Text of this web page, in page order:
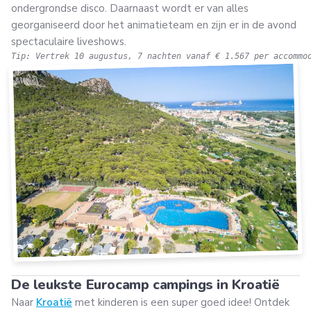
ondergrondse disco. Daarnaast wordt er van alles
georganiseerd door het animatieteam en zijn er in de avond
spectaculaire liveshows.
Tip: Vertrek 10 augustus, 7 nachten vanaf € 1.567 per
De leukste Eurocamp campings in Kroatië
Naar Kroatië met kinderen is een super goed idee! Ontdek